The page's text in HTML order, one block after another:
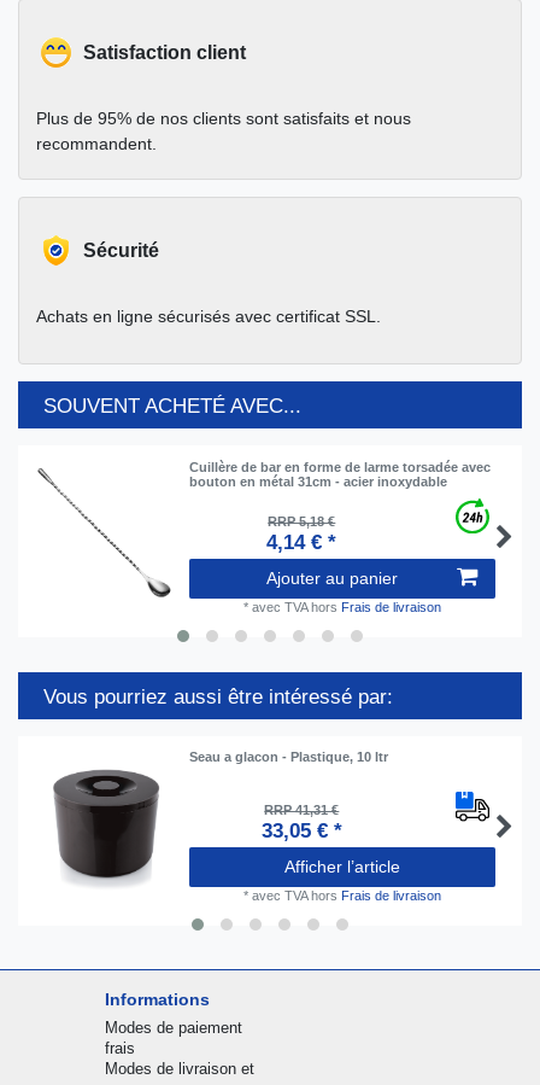
Satisfaction client
Plus de 95% de nos clients sont satisfaits et nous
recommandent.
Sécurité
Achats en ligne sécurisés avec certificat SSL.
SOUVENT ACHETÉ AVEC...
Cuillère de bar en forme de larme torsadée avec
bouton en métal 31cm - acier inoxydable
RRP 5,18 €
4,14 € *
Ajouter au panier
* avec TVAhors Frais de livraison
Vous pourriez aussi être intéressé par:
Seau a glacon - Plastique, 10 ltr
RRP 41,31 €
33,05 € *
Afficher l’article
* avec TVAhors Frais de livraison
Informations
Modes de paiement
frais
Modes de livraison et